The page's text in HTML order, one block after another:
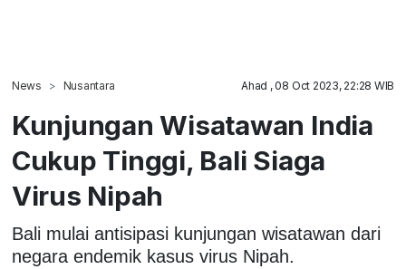
News Nusantara Ahad , 08 Oct 2023, 22:28 WIB
Kunjungan Wisatawan India
Cukup Tinggi, Bali Siaga
Virus Nipah
Bali mulai antisipasi kunjungan wisatawan dari
negara endemik kasus virus Nipah.